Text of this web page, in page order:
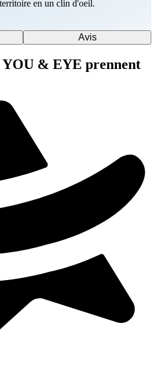
en un clin d'oeil.
Avis
YOU & EYE prennent